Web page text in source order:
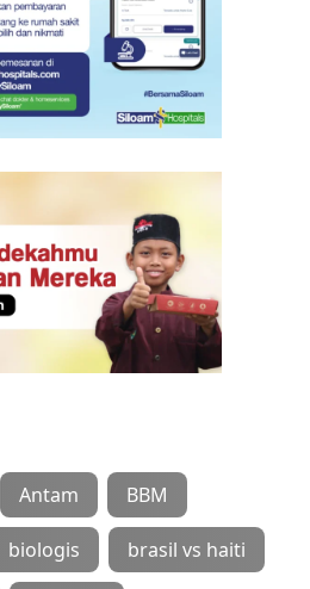
Antam BBM
biologis brasil vs haiti